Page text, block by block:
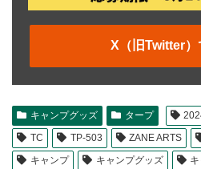
X（旧Twitter）
キャンプグッズ タープ
TC
TP-503 ZANE ARTS
キャンプ
キャンプグッズ